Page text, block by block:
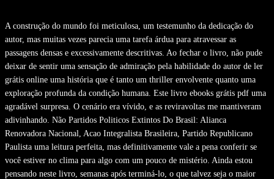
A construção do mundo foi meticulosa, um testemunho da dedicação do
autor, mas muitas vezes parecia uma tarefa árdua para atravessar as
passagens densas e excessivamente descritivas. Ao fechar o livro, não pude
deixar de sentir uma sensação de admiração pela habilidade do autor de ler
grátis online uma história que é tanto um thriller envolvente quanto uma
exploração profunda da condição humana. Este livro ebooks grátis pdf uma
agradável surpresa. O cenário era vívido, e as reviravoltas me mantiveram
adivinhando. Não Partidos Politicos Extintos Do Brasil: Alianca
Renovadora Nacional, Acao Integralista Brasileira, Partido Republicano
Paulista uma leitura perfeita, mas definitivamente vale a pena conferir se
você estiver no clima para algo com um pouco de mistério. Ainda estou
pensando neste livro, semanas após terminá-lo, o que talvez seja o maior